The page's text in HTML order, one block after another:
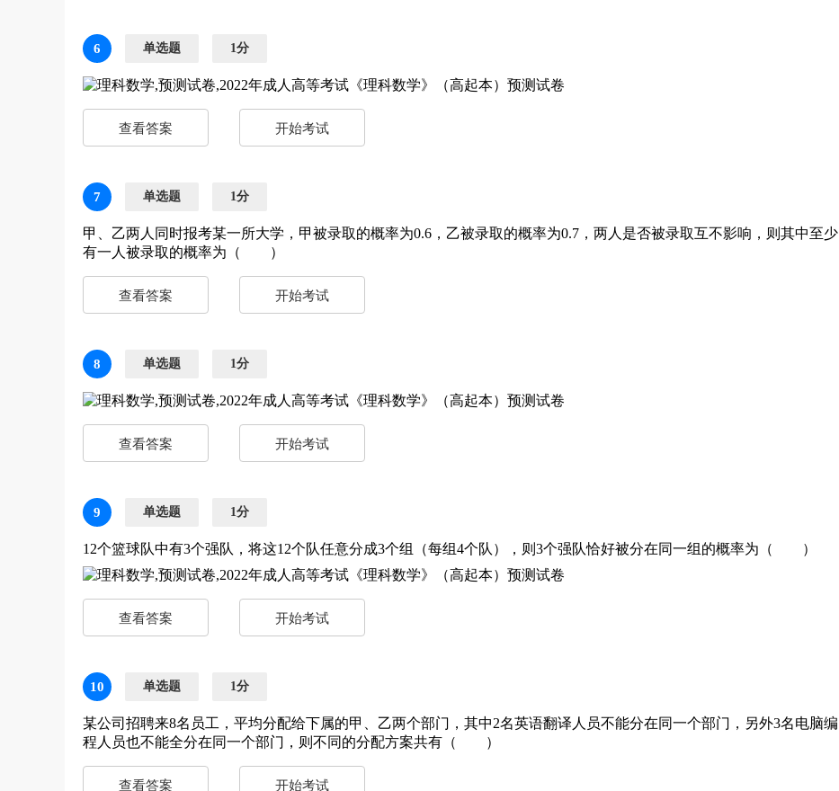
6 单选题 1分
查看答案 开始考试
7 单选题 1分
甲、乙两人同时报考某一所大学，甲被录取的概率为0.6，乙被录取的概率为0.7，两人是否被录取互不影响，则其中至少
有一人被录取的概率为（ ）
查看答案 开始考试
8 单选题 1分
查看答案 开始考试
9 单选题 1分
12个篮球队中有3个强队，将这12个队任意分成3个组（每组4个队），则3个强队恰好被分在同一组的概率为（ ）
查看答案 开始考试
10 单选题 1分
某公司招聘来8名员工，平均分配给下属的甲、乙两个部门，其中2名英语翻译人员不能分在同一个部门，另外3名电脑编
程人员也不能全分在同一个部门，则不同的分配方案共有（ ）
查看答案 开始考试